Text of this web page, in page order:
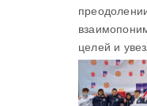
целей и